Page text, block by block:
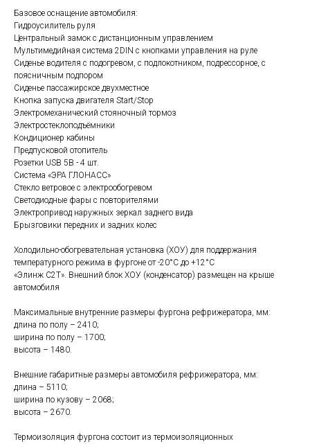
Базовое оснащение автомобиля:
Гидроусилитель руля
Центральный замок с дистанционным управлением
Мультимедийная система 2DIN с кнопками управления на руле
Сиденье водителя с подогревом, с подлокотником, подрессорное, с
поясничным подпором
Сиденье пассажирское двухместное
Кнопка запуска двигателя Start/Stop
Электромеханический стояночный тормоз
Электростеклоподъёмники
Кондиционер кабины
Предпусковой отопитель
Розетки USB 5В - 4 шт.
Система «ЭРА ГЛОНАСС»
Стекло ветровое с электрообогревом
Светодиодные фары с повторителями
Электропривод наружных зеркал заднего вида
Брызговики передних и задних колес
Холодильно-обогревательная установка (ХОУ) для поддержания
температурного режима в фургоне от -20°С до +12°С
«Элинж С2Т». Внешний блок ХОУ (конденсатор) размещен на крыше
автомобиля
Максимальные внутренние размеры фургона рефрижератора, мм:
длина по полу – 2410;
ширина по полу – 1700;
высота – 1480.
Внешние габаритные размеры автомобиля рефрижератора, мм:
длина – 5110;
ширина по кузову – 2068;
высота – 2670.
Термоизоляция фургона состоит из термоизоляционных